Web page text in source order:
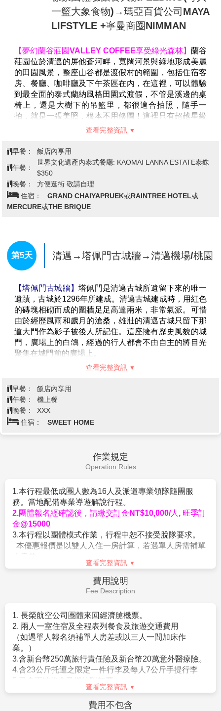
他們製作的金磚一直都是供不應求，為了感謝大自然給
他提供的這種珍貴的原材料，經過精心獨特設計，才有
了呈現在我們眼前的這座蘊含吳哥式建築風格的土地
氣息，帶領您享受一段午後悠閒時光。(贈送：每人一杯
特調咖啡)
【聖帕楊鑾寺WatSanPaYangLuang】 聖帕揚隆寺是
泰國最美麗的五座寺廟之一；該寺廟以前被稱為康南蓬
寺，建於531年。是供奉從湄公河運來的翡翠佛像的場
所。這座寺廟的裝飾是世界上絕無僅有的。複雜的細節
只會讓您驚歎不已。也 證明了泰國 寺廟的美麗和寧靜，
的地方。
藝術村里有千奇百樣木雕作品，都是泰北在地的藝術家
所雕製出來的，可以參觀他們的精工手藝，並在此安排
貴賓們自己動手
撥揮您的想像力，賦與它獨一無二的生命力！
【蘭娜古城之旅】 來趟古城之旅，從古城三王銅像開
始，往清邁古城西門處出發，由遠而近的觀看清邁著名
進，經過東門廣場，離開護城河城內，順著濱河到達濱
河大橋結束這趟古城之旅。
一籃大象食物)→瑪亞百貨公司MAYA
LIFSTYLE +寧曼商圈NIMMAN
【夢幻蘭谷莊園VALLEY COFFEE享受綠光森林】 蘭谷
莊園位於清邁的屏他蒼河畔，寬闊河景與綠地形成美麗
的田園風景，整座山谷都是渡假村的範圍，包括住宿客
房、餐廳、咖啡廳及下午茶區在內，在這裡，可以體驗
到最全面的泰式蘭納風格田園式渡假，不管是溪邊的桌
椅上，還是大樹下的吊籃里，都很適合拍照，隨手一
拍，就是一張美照，根本不用修圖！這裡只有超越星級
的綠色大自然，你可以聽到山在呢喃，聽到樹在對話，
著微風徐徐吹來，讓您心曠神怡。彷彿身處在一處世外
桃源一般。 值得一提的是蘭谷莊園被選為2023年的全
球先生形象照拍攝地之一，看看那些帥哥猛男們配上蘭
谷莊園仙境一般景色，每張照片都超級養眼的啊！接下
來就讓這些全球先生們帶大家介紹蘭谷莊園著名的拍照
景點吧！保證每一個點都超好拍，隨手一拍都是一張可
級好！階梯的高度剛好可以讓整個人的背景都處在藍天
之中，真的就如其名一樣是一扇只有門框的「天空之
門」呢！
是在此，因為遠才有山景、有溪谷，而溪上也特別製作
了一個水上鞦韆，讓遊客可以坐上去拍照，坐上去不管
哪個角度拍照都超美，真的超級夢幻！
(3)甜甜圈漂漂河 蘭谷莊園裡面好山好水的當然也有可
以讓遊客們悠閒漂在水上的設施啦，這張全球先生所處
的位置正是甜甜圈漂漂河，不過為了拍照好看所以沒有
坐在甜甜圈上而是搬了一張椅子，所以下面另外放了一
張正常的甜甜圈的樣子給大家參考。樣是一扇只有門框
(4)網紅鳥巢 蘭谷莊園中有設置了不少像這樣的鳥巢鞦
韆，坐在鞦韆架上雖風搖曳，感覺自己就像是童年夢想
中的小王子或小公主，非常夢幻。
(5)天生一對泰服體驗 去日本有和服體驗，韓國有韓服
向蘭納風格的泰服，穿上的感覺較為典雅溫柔卻又簡約
大氣，非常推薦穿上泰服到蘭谷莊園各處去拍照，充分
(6) 騎單車( 免費騎乘 ) 而因為莊園占地較廣，除了客房區
之外都是可以隨意拍照的，莊園裡還有提供自行車租
借，讓顧客可以騎著腳踏車悠閒地徜徉於大自然，不過
騎車還是要請其他人幫忙拍照比較好，不然真的有點危
險。
(7) 瀑布秘境在蘭谷莊園打卡拍照怎麼能少了瀑布秘境
呢？瀑布秘境可是蘭谷莊園中最好拍的地方了，小溪旁
都是綠植，瀑布沿著岩壁緩緩落下，真的很夢幻！看看
美到彷彿身處在精靈的國度之中一般，來蘭谷莊園拍照
可千萬不要錯過這裡。
格小店，到處充滿復古主題，蘭谷渡假村也不例外，咖
啡廳也能擁有復古風格，搭配著彩繪牆體，來拍一張網
美照吧！
【 Kaomai Lanna Estate
1950年代舊菸草乾燥廠改建而成的文創度假園區。園內
保留原有紅磚建築，結合蘭納風格設計與濃厚綠意，打
造出咖啡館、藝文展區與特色旅宿空間。這裡曾榮獲
UNESCO亞太文化遺產保護獎，完美融合歷史、建築
與自然美學。適合喜愛文藝、人文與寧靜氛圍的旅人，
查看完整資訊
早餐： 飯店內享用
午餐：
世界文化遺產內泰式餐廳: KAOMAI LANNA ESTATE泰銖
$350
晚餐：
方便逛街 敬請自理
住宿：
GRAND CHAIYAPRUEK或RAINTREE HOTEL或
MERCURE或THE BRIQUE
第5天 清邁→塔佩門古城牆→清邁機場/桃園
【塔佩門古城牆】塔佩門是清邁古城所遺留下來的唯一
遺蹟，古城於1296年所建成。清邁古城建成時，用紅色
的磚塊相砌而成的圍牆足足高達兩米，非常氣派。可惜
由於經歷風雨和歲月的滄桑，雄壯的清邁古城只留下那
道大門作為影子被後人所記住。這座擁有歷史風貌的城
門，廣場上的白鴿，經過的行人都會不由自主的將目光
聚集在城門前的廣場上。
查看完整資訊
早餐：
飯店內享用
午餐：
機上餐
晚餐：
XXX
住宿：
SWEET HOME
作業規定
Operation Rules
1.本行程最低成團人數為16人及派遣專業領隊隨團服
務。當地配備專業導遊解說行程。
2.團體報名經確認後，請繳交訂金NT$10,000/人, 旺季訂
金@15000
3.本行程以團體模式作業，行程中恕不接受脫隊要求。
本優惠報價是以雙人入住一房計算，若遇單人房需補單
人房差。
4.本行程僅適用持台灣護照旅客，不收泰籍人士.學生.會
議參展團及外籍人士報價另議。
5.所有活動如不參加均無法退費，亦不可轉讓。
亦不可退費。
7.機票規定及限制
▲訂金一旦完成付款手續將不受理退費。
▲本行程無法延長或縮短天數、更改航班及日期。
▲本行程使用之票種為團體機票，因此無法累積航空公
司哩程數、不可事先指定座位或劃位。
8.航班及飯店說明
▲飯店及航班皆以最終確認以行前說明會資料為準。
多為2床房型，您可事先需求1大床房但需視當天飯店訂
查看完整資訊
費用說明
Fee Description
1. 長榮航空公司團體來回經濟艙機票。
2. 兩人一室住宿及全程表列餐食及旅遊交通費用
（如遇單人報名須補單人房差或以三人一間加床作
業。）
3.含新台幣250萬旅行責任險及新台幣20萬意外醫療險。
4.含23公斤托運之限定一件行李及每人7公斤手提行李
5.已含兩地稅金及燃油附加費
查看完整資訊
費用不包含